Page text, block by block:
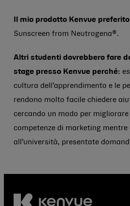
Il mio prodotto Kenvue preferito
Sunscreen from Neutrogena®.
Altri studenti dovrebbero fare
stage presso Kenvue perché:
cultura dell’apprendimento e le
rendono molto facile chiedere
cercando un modo per
competenze di marketing mentre
all’università, presentate